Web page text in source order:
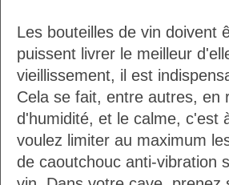
Les bouteilles de vin doivent
puissent livrer le meilleur
vieillissement, il est
Cela se fait, entre autres, en
d'humidité, et le calme, c'est
voulez limiter au maximum
de caoutchouc anti-vibration